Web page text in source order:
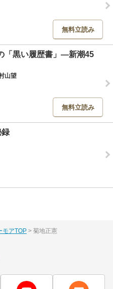
無料立読み
「黒い履歴書」―新潮45
山望
無料立読み
録
モアTOP 菊地正憲